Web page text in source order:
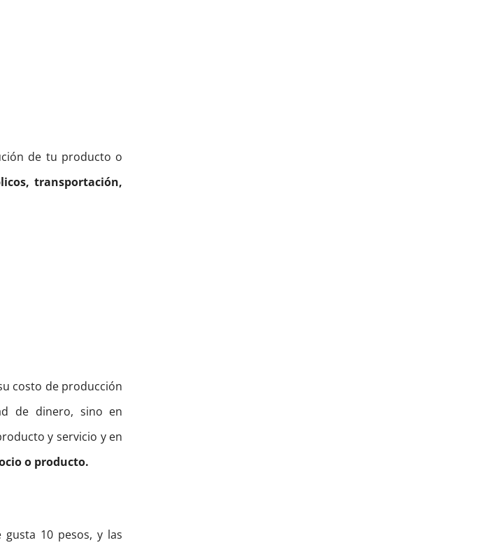
de tu producto o
transportación,
costo de producción
de dinero, sino en
y servicio y en
o producto.
10 pesos, y las